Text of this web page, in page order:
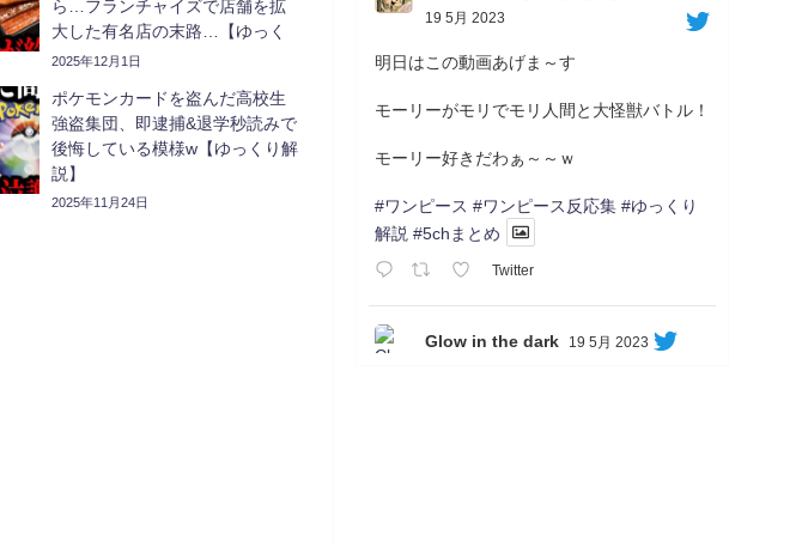
ら…フランチャイズで店舗を拡
大した有名店の末路…【ゆっく
り解説】
2025年12月1日
ポケモンカードを盗んだ高校生
強盗集団、即逮捕&退学秒読みで
後悔している模様w【ゆっくり解
説】
2025年11月24日
19 5月 2023
明日はこの動画あげま～す
モーリーがモリでモリ人間と大怪獣バトル！
モーリー好きだわぁ～～ｗ
#ワンピース #ワンピース反応集 #ゆっくり
解説 #5chまとめ
Twitter
Glow in the dark 19 5月 2023